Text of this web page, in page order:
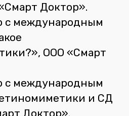
Доктор».
с международным
ООО «Смарт
с международным
и СД
Доктор».